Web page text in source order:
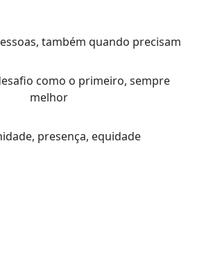
também quando precisam
como o primeiro, sempre
melhor
presença, equidade